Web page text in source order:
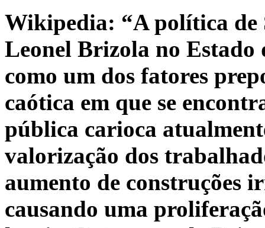
Wikipedia: “A política de
Leonel Brizola no Estado
como um dos fatores
caótica em que se
pública carioca
valorização dos
aumento de construções
causando uma